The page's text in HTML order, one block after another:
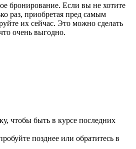
бронирование. Если вы не хотите
раз, приобретая пред самым
их сейчас. Это можно сделать
очень выгодно.
чтобы быть в курсе последних
позднее или обратитесь в